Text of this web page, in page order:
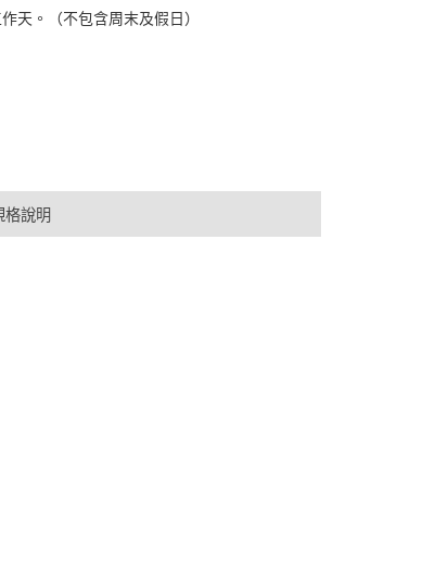
天。（不包含周末及假日）
格說明